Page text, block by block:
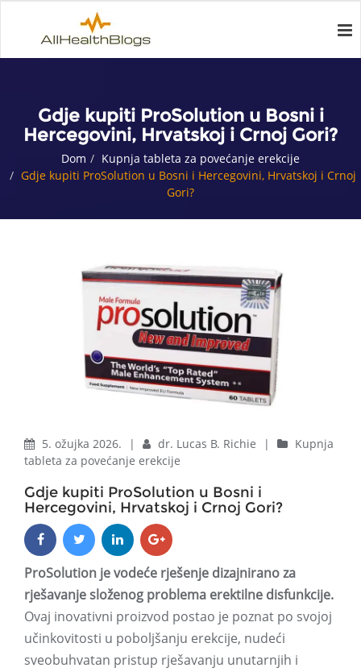
Gdje kupiti ProSolution u Bosni i
Hercegovini, Hrvatskoj i Crnoj Gori?
Dom
Kupnja tableta za povećanje erekcije
Gdje kupiti ProSolution u Bosni i Hercegovini, Hrvatskoj i Crnoj
Gori?
5. ožujka 2026. | dr. Lucas B. Richie |
Kupnja
tableta za povećanje erekcije
Gdje kupiti ProSolution u Bosni i
Hercegovini, Hrvatskoj i Crnoj Gori?
ProSolution je vodeće rješenje dizajnirano za
rješavanje složenog problema erektilne disfunkcije.
Ovaj inovativni proizvod postao je poznat po svojoj
učinkovitosti u poboljšanju erekcije, nudeći
sveobuhvatan pristup rješavanju unutarnjih i